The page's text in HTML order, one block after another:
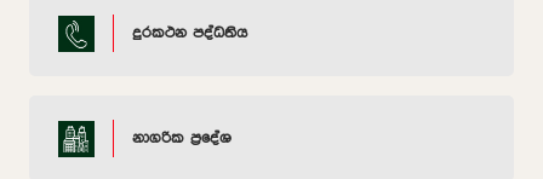
දුරකථන පද්ධතිය
නාගරික ප්‍රදේශ